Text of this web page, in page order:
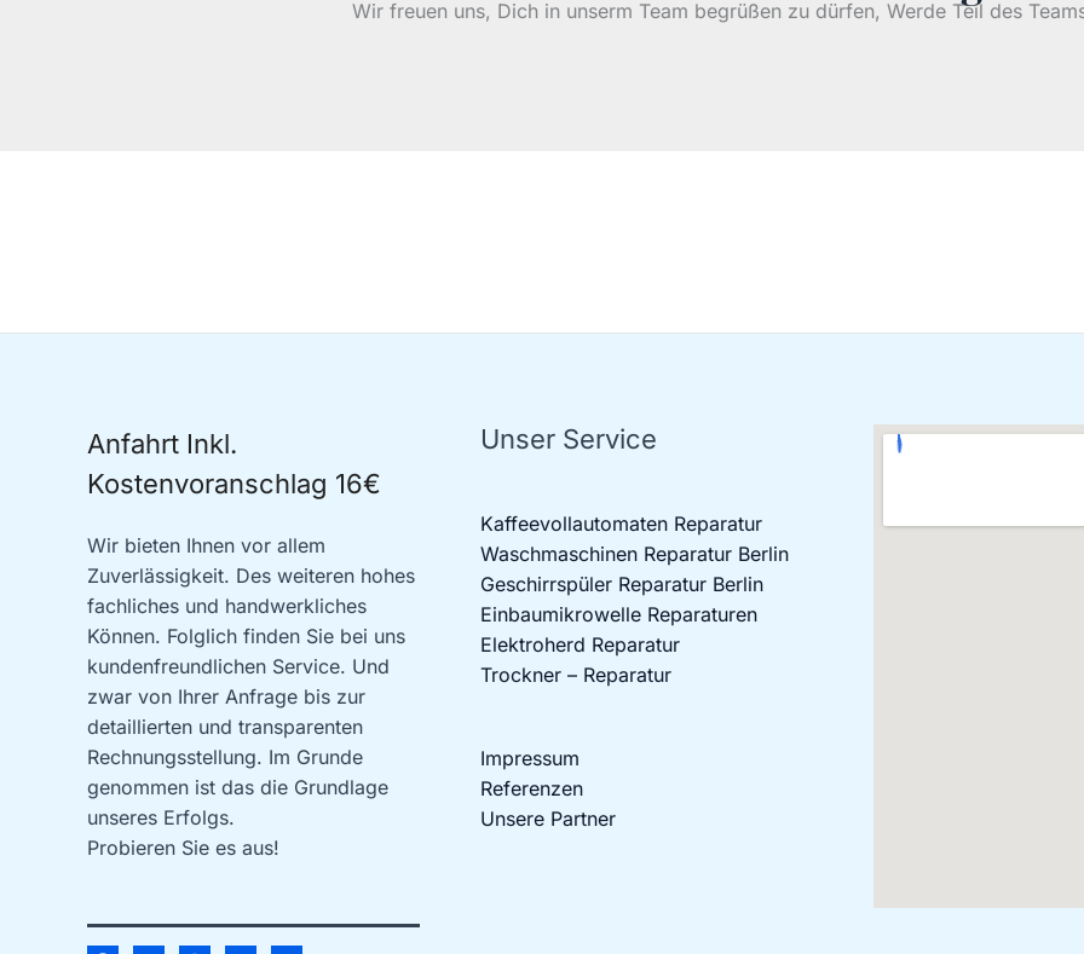
Wir freuen uns, Dich in unserm Team begrüßen zu dürfen, Werde Teil des
Anfahrt Inkl.
Kostenvoranschlag 16€
Wir bieten Ihnen vor allem
Zuverlässigkeit. Des weiteren hohes
fachliches und handwerkliches
Können. Folglich finden Sie bei uns
kundenfreundlichen Service. Und
zwar von Ihrer Anfrage bis zur
detaillierten und transparenten
Rechnungsstellung. Im Grunde
genommen ist das die Grundlage
unseres Erfolgs.
Probieren Sie es aus!
Unser Service
Kaffeevollautomaten Reparatur
Waschmaschinen Reparatur Berlin
Geschirrspüler Reparatur Berlin
Einbaumikrowelle Reparaturen
Elektroherd Reparatur
Trockner – Reparatur
Impressum
Referenzen
Unsere Partner